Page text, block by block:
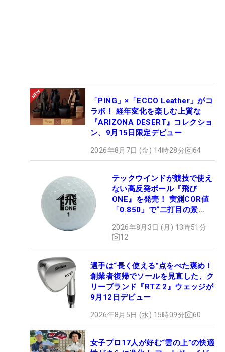
「PING」×「ECCO Leather」がコ
ラボ！ 経年変化を楽しむ上質な
『ARIZONA DESERT』コレクショ
ン、9月15日限定デビュー
2026年8月7日 (金) 14時28分 64
テックウインドが競技で使え
ない高反発ボール『飛び
ONE』を発売！ 実測COR値
「0.850」で“二打目の景
2026年8月3日 (月) 13時51分
12
選手は“長く使える”点をべた褒め！
創業者復帰でソールを見直した、ク
リーブランド『RTZ 2』ウェッジが
9月12日デビュー
2026年8月5日 (水) 15時09分 60
女子プロ17人が好む“雲の上”の快適